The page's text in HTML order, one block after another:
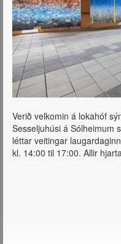
Verið velkomin á lokahóf
Sesseljuhúsi á Sólheimum
léttar veitingar
kl. 14:00 til 17:00. Allir